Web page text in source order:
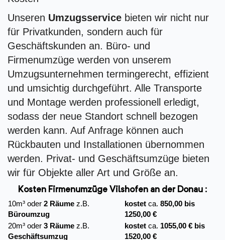
Unseren Umzugsservice bieten wir nicht nur
für Privatkunden, sondern auch für
Geschäftskunden an. Büro- und
Firmenumzüge werden von unserem
Umzugsunternehmen termingerecht, effizient
und umsichtig durchgeführt. Alle Transporte
und Montage werden professionell erledigt,
sodass der neue Standort schnell bezogen
werden kann. Auf Anfrage können auch
Rückbauten und Installationen übernommen
werden. Privat- und Geschäftsumzüge bieten
wir für Objekte aller Art und Größe an.
Kosten Firmenumzüge Vilshofen an der Donau :
10m³ oder 2 Räume z.B.
Büroumzug
kostet ca. 850,00 bis
1250,00 €
20m³ oder 3 Räume z.B.
Geschäftsumzug
kostet ca. 1055,00 € bis
1520,00 €